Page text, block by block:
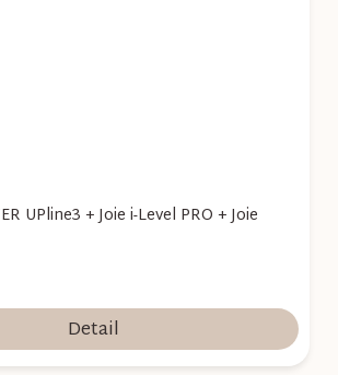
UPline3 + Joie i-Level PRO + Joie
Detail